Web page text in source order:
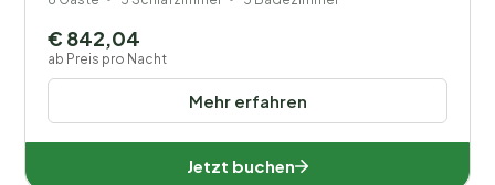
Mehr erfahren
€ 842,04
ab Preis pro Nacht
Jetzt buchen